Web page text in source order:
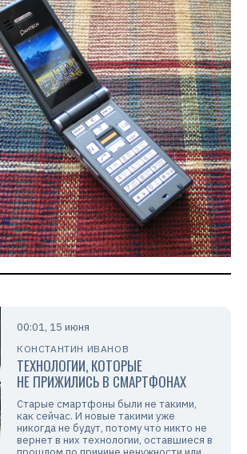
00:01, 15 июня
КОНСТАНТИН ИВАНОВ
ТЕХНОЛОГИИ, КОТОРЫЕ
НЕ ПРИЖИЛИСЬ В СМАРТФОНАХ
Старые смартфоны были не такими,
как сейчас. И новые такими уже
никогда не будут, потому что никто не
вернет в них технологии, оставшиеся в